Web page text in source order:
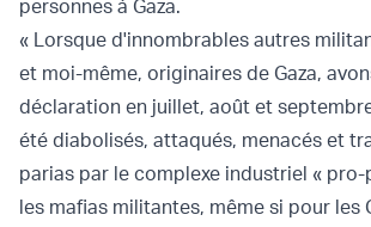
personnes à Gaza.
« Lorsque d'innombrables autres
et moi-même, originaires de Gaza,
déclaration en juillet, août et
été diabolisés, attaqués, menacés et
parias par le complexe industriel «
les mafias militantes, même si pour les